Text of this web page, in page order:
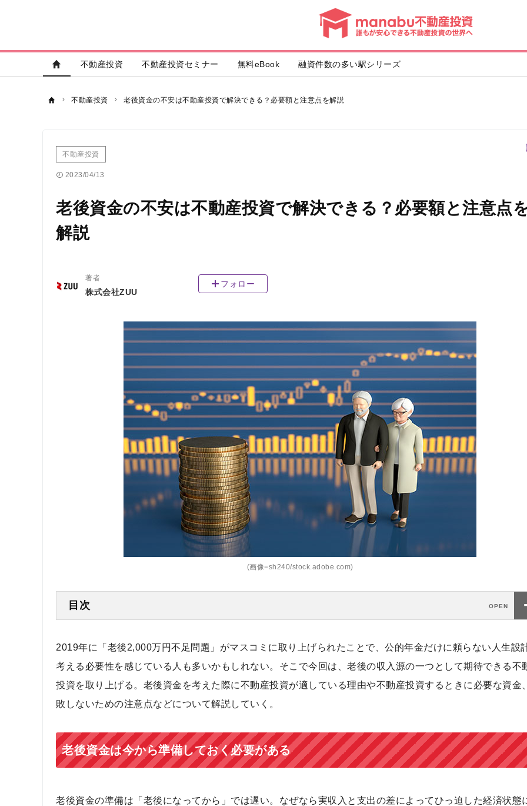
不動産投資 不動産投資セミナー 無料eBook 融資件数の多い駅シリーズ
不動産投資 老後資金の不安は不動産投資で解決できる？必要額と注意点を解説
不動産投資
2023/04/13
老後資金の不安は不動産投資で解決できる？必要額と注意点
解説
著者
株式会社ZUU
フォロー
(画像=sh240/stock.adobe.com)
目次
2019年に「老後2,000万円不足問題」がマスコミに取り上げられたことで、公的年金だけに頼らない人生設
考える必要性を感じている人も多いかもしれない。そこで今回は、老後の収入源の一つとして期待できる不
投資を取り上げる。老後資金を考えた際に不動産投資が適している理由や不動産投資するときに必要な資金
敗しないための注意点などについて解説していく。
老後資金は今から準備しておく必要がある
老後資金の準備は「老後になってから」では遅い。なぜなら実収入と支出の差によってひっ迫した経済状態